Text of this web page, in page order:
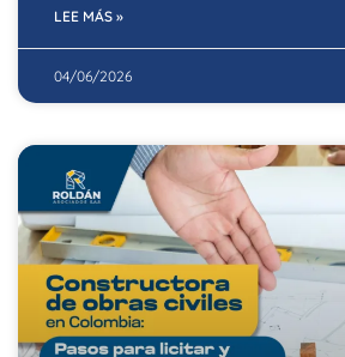
LEE MÁS »
04/06/2026